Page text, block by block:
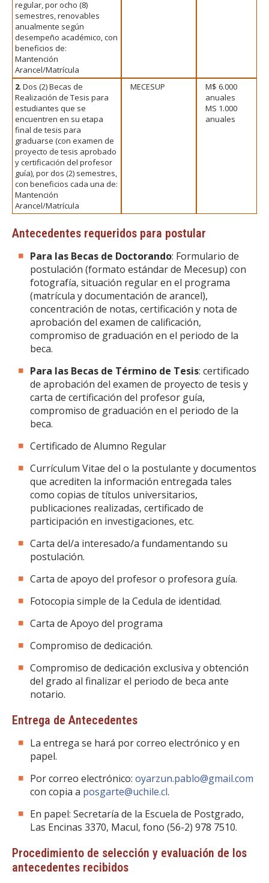
regular, por ocho (8)
semestres, renovables
anualmente según
desempeño académico, con
beneficios de:
Mantención
Arancel/Matrícula
2. Dos (2) Becas de
Realización de Tesis para
estudiantes que se
encuentren en su etapa
final de tesis para
graduarse (con examen de
proyecto de tesis aprobado
y certificación del profesor
guía), por dos (2) semestres,
con beneficios cada una de:
Mantención
Arancel/Matrícula
MECESUP
M$ 6.000
anuales
MS 1.000
anuales
Antecedentes requeridos para postular
Para las Becas de Doctorando: Formulario de
postulación (formato estándar de Mecesup) con
fotografía, situación regular en el programa
(matrícula y documentación de arancel),
concentración de notas, certificación y nota de
aprobación del examen de calificación,
compromiso de graduación en el periodo de la
beca.
Para las Becas de Término de Tesis: certificado
de aprobación del examen de proyecto de tesis y
carta de certificación del profesor guía,
compromiso de graduación en el periodo de la
beca.
Certificado de Alumno Regular
Currículum Vitae del o la postulante y documentos
que acrediten la información entregada tales
como copias de títulos universitarios,
publicaciones realizadas, certificado de
participación en investigaciones, etc.
Carta del/a interesado/a fundamentando su
postulación.
Carta de apoyo del profesor o profesora guía.
Fotocopia simple de la Cedula de identidad.
Carta de Apoyo del programa
Compromiso de dedicación.
Compromiso de dedicación exclusiva y obtención
del grado al finalizar el periodo de beca ante
notario.
Entrega de Antecedentes
La entrega se hará por correo electrónico y en
papel.
Por correo electrónico: oyarzun.pablo@gmail.com
con copia a posgarte@uchile.cl.
En papel: Secretaría de la Escuela de Postgrado,
Las Encinas 3370, Macul, fono (56-2) 978 7510.
Procedimiento de selección y evaluación de los
antecedentes recibidos